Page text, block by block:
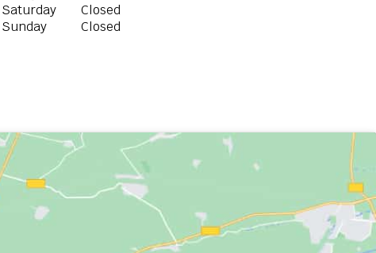
Saturday
Closed
Sunday
Closed